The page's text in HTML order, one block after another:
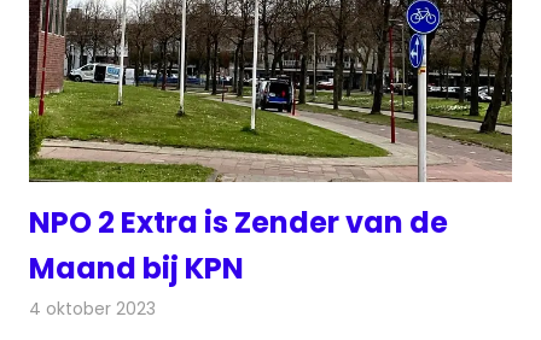
NPO 2 Extra is Zender van de
Maand bij KPN
4 oktober 2023